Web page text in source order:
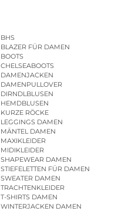
BHS
BLAZER FÜR DAMEN
BOOTS
CHELSEABOOTS
DAMENJACKEN
DAMENPULLOVER
DIRNDLBLUSEN
HEMDBLUSEN
KURZE RÖCKE
LEGGINGS DAMEN
MÄNTEL DAMEN
MAXIKLEIDER
MIDIKLEIDER
SHAPEWEAR DAMEN
STIEFELETTEN FÜR DAMEN
SWEATER DAMEN
TRACHTENKLEIDER
T-SHIRTS DAMEN
WINTERJACKEN DAMEN